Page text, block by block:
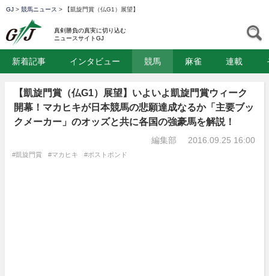
GJ > 競馬ニュース > 【凱旋門賞（仏G1）展望】
真剣勝負の真実に切り込む
ニュースサイトGJ
新着記事 インタビュー 競馬 麻雀 連載
【凱旋門賞（仏G1）展望】いよいよ凱旋門賞ウィーク
開幕！マカヒキが日本競馬の悲願達成なるか「主要ブッ
クメーカー」のオッズと共に各国の強豪馬を解説！
編集部 2016.09.25 16:00
#凱旋門賞 #マカヒキ #ポストポンド